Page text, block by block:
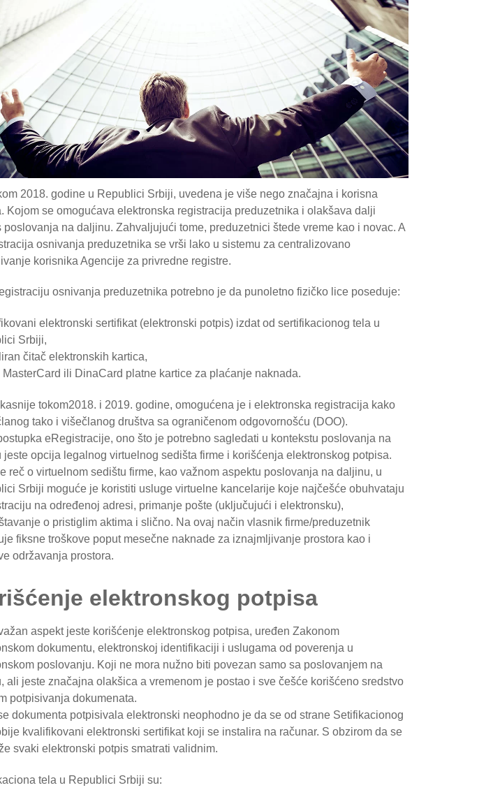
2018. godine u Republici Srbiji, uvedena je više nego značajna i korisna
Kojom se omogućava elektronska registracija preduzetnika i olakšava dalji
poslovanja na daljinu. Zahvaljujući tome, preduzetnici štede vreme kao i novac. A
osnivanja preduzetnika se vrši lako u sistemu za centralizovano
korisnika Agencije za privredne registre.
osnivanja preduzetnika potrebno je da punoletno fizičko lice poseduje:
elektronski sertifikat (elektronski potpis) izdat od sertifikacionog tela u
Srbiji,
čitač elektronskih kartica,
MasterCard ili DinaCard platne kartice za plaćanje naknada.
tokom2018. i 2019. godine, omogućena je i elektronska registracija kako
tako i višečlanog društva sa ograničenom odgovornošću (DOO).
eRegistracije, ono što je potrebno sagledati u kontekstu poslovanja na
jeste opcija legalnog virtuelnog sedišta firme i korišćenja elektronskog potpisa.
reč o virtuelnom sedištu firme, kao važnom aspektu poslovanja na daljinu, u
Srbiji moguće je koristiti usluge virtuelne kancelarije koje najčešće obuhvataju
na određenoj adresi, primanje pošte (uključujući i elektronsku),
o pristiglim aktima i slično. Na ovaj način vlasnik firme/preduzetnik
fiksne troškove poput mesečne naknade za iznajmljivanje prostora kao i
održavanja prostora.
elektronskog potpisa
aspekt jeste korišćenje elektronskog potpisa, uređen Zakonom
dokumentu, elektronskoj identifikaciji i uslugama od poverenja u
poslovanju. Koji ne mora nužno biti povezan samo sa poslovanjem na
ali jeste značajna olakšica a vremenom je postao i sve češće korišćeno sredstvo
potpisivanja dokumenata.
dokumenta potpisivala elektronski neophodno je da se od strane Setifikacionog
kvalifikovani elektronski sertifikat koji se instalira na računar. S obzirom da se
svaki elektronski potpis smatrati validnim.
tela u Republici Srbiji su: